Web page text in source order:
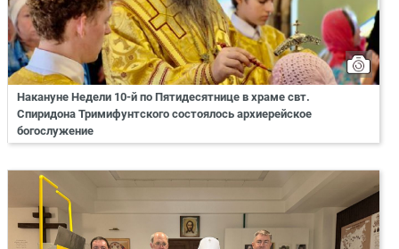
Накануне Недели 10-й по Пятидесятнице в храме свт.
Спиридона Тримифунтского состоялось архиерейское
богослужение